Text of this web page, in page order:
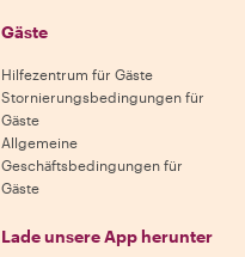
Gäste
Hilfezentrum für Gäste
Stornierungsbedingungen für
Gäste
Allgemeine
Geschäftsbedingungen für
Gäste
Lade unsere App herunter